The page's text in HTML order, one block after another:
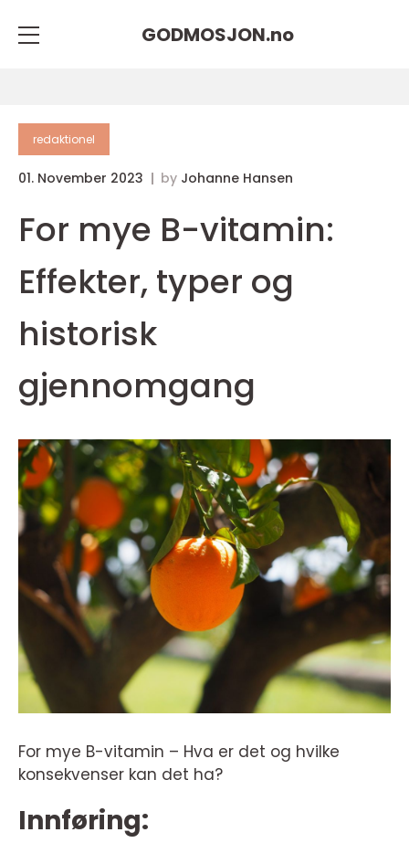
GODMOSJON.no
redaktionel
01. November 2023 by Johanne Hansen
For mye B-vitamin:
Effekter, typer og
historisk
gjennomgang
For mye B-vitamin – Hva er det og hvilke
konsekvenser kan det ha?
Innføring: